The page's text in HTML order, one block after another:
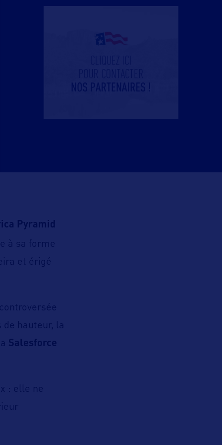
Pyramid
à sa forme
et érigé
hauteur, la
Salesforce
: elle ne